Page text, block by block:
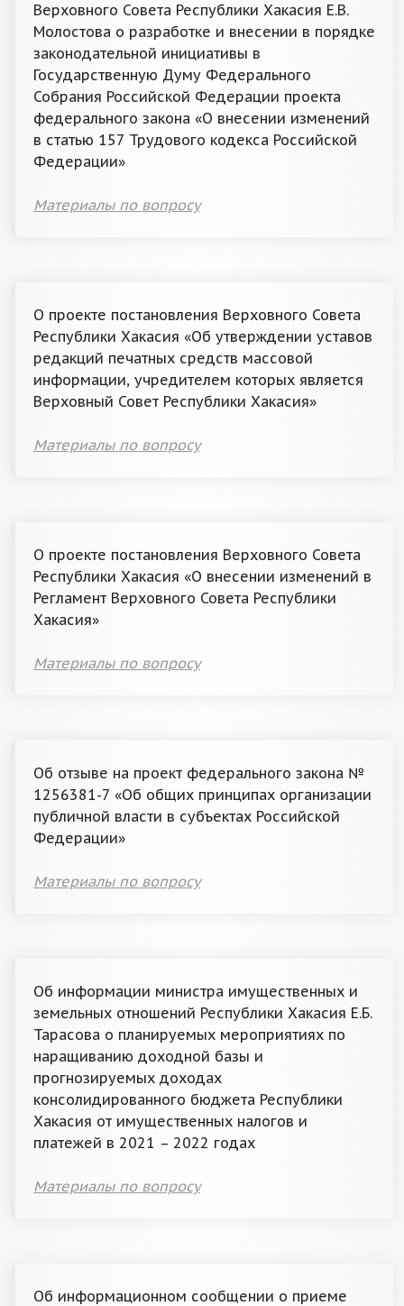
Верховного Совета Республики Хакасия Е.В.
Молостова о разработке и внесении в порядке
законодательной инициативы в
Государственную Думу Федерального
Собрания Российской Федерации проекта
федерального закона «О внесении изменений
в статью 157 Трудового кодекса Российской
Федерации»
Материалы по вопросу
О проекте постановления Верховного Совета
Республики Хакасия «Об утверждении уставов
редакций печатных средств массовой
информации, учредителем которых является
Верховный Совет Республики Хакасия»
Материалы по вопросу
О проекте постановления Верховного Совета
Республики Хакасия «О внесении изменений в
Регламент Верховного Совета Республики
Хакасия»
Материалы по вопросу
Об отзыве на проект федерального закона №
1256381-7 «Об общих принципах организации
публичной власти в субъектах Российской
Федерации»
Материалы по вопросу
Об информации министра имущественных и
земельных отношений Республики Хакасия Е.Б.
Тарасова о планируемых мероприятиях по
наращиванию доходной базы и
прогнозируемых доходах
консолидированного бюджета Республики
Хакасия от имущественных налогов и
платежей в 2021 – 2022 годах
Материалы по вопросу
Об информационном сообщении о приеме